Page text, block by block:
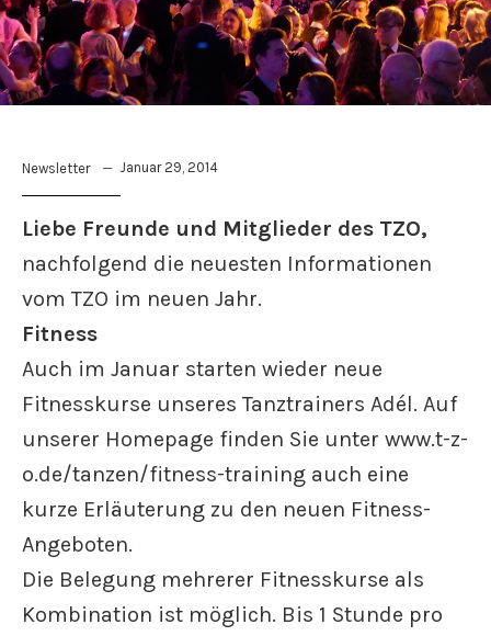
Newsletter Januar 29, 2014
Liebe Freunde und Mitglieder des TZO,
nachfolgend die neuesten Informationen
vom TZO im neuen Jahr.
Fitness
Auch im Januar starten wieder neue
Fitnesskurse unseres Tanztrainers Adél. Auf
unserer Homepage finden Sie unter www.t-z-
o.de/tanzen/fitness-training auch eine
kurze Erläuterung zu den neuen Fitness-
Angeboten.
Die Belegung mehrerer Fitnesskurse als
Kombination ist möglich. Bis 1 Stunde pro